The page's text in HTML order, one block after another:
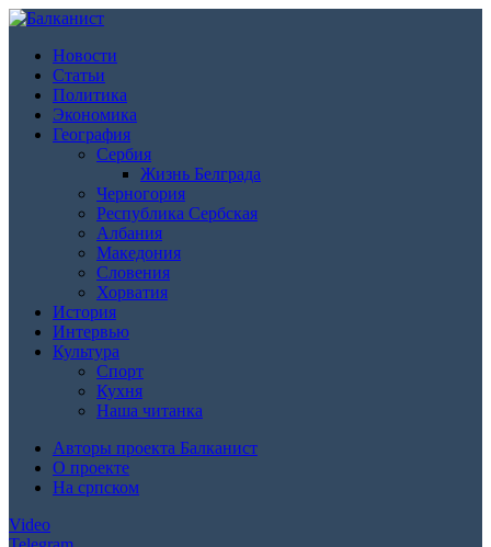
Новости
Статьи
Политика
Экономика
География
Сербия
Жизнь Белграда
Черногория
Республика Сербская
Албания
Македония
Словения
Хорватия
История
Интервью
Культура
Спорт
Кухня
Наша читанка
Авторы проекта Балканист
О проекте
На српском
Video